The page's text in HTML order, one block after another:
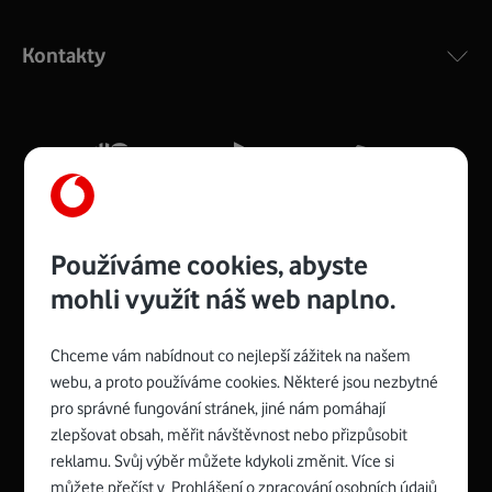
silný signál pro celou domácnost. Kompaktní rozměry 21
Více o COMPAL CH7465VF
Zyxel VMG8623-T50B:
Rozměry modemu jsou 16 x 22 x 7,5 cm (včetně stojánku)
a nabízí 4 gigabitové LAN porty a bezdrátové připojení Wi-
Spojte se s Vodafonem
Kontakty
Používáme cookies, abyste
mohli využít náš web naplno.
Chceme vám nabídnout co nejlepší zážitek na našem
webu, a proto používáme cookies. Některé jsou nezbytné
pro správné fungování stránek, jiné nám pomáhají
zlepšovat obsah, měřit návštěvnost nebo přizpůsobit
reklamu. Svůj výběr můžete kdykoli změnit. Více si
můžete přečíst v Prohlášení o zpracování osobních údajů